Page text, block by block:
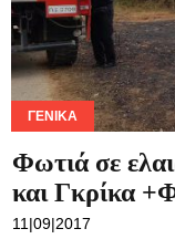
ΓΕΝΙΚΆ
Φωτιά σε
και Γκρίκα
11|09|2017